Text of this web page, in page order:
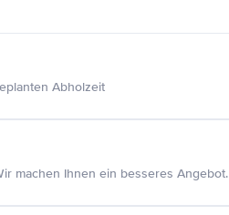
Abholzeit
machen Ihnen ein besseres Angebot.